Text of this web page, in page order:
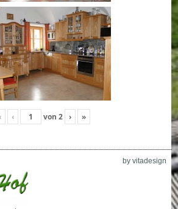
‹ von 2 › »
by vitadesign